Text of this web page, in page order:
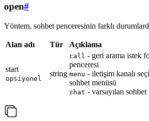
open#
Yöntem, sohbet penceresinin farklı
Alan adı Tür Açıklama
start
opsiyonel
string
call - geri arama istek
penceresi
menu - iletişim kanalı
sohbet menüsü
chat - varsayılan sohbet